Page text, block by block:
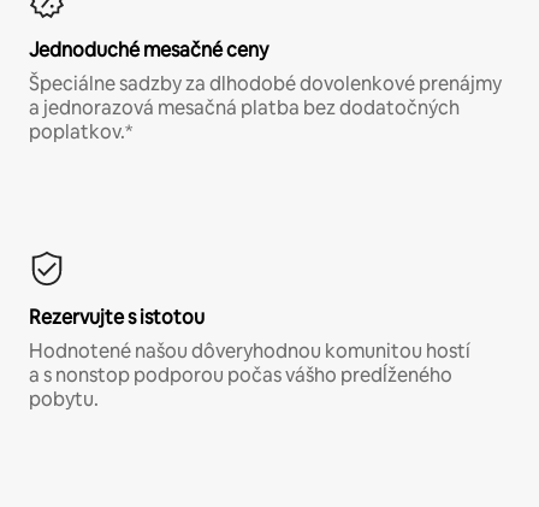
Jednoduché mesačné ceny
Špeciálne sadzby za dlhodobé dovolenkové prenájmy
a jednorazová mesačná platba bez dodatočných
poplatkov.*
Rezervujte s istotou
Hodnotené našou dôveryhodnou komunitou hostí
a s nonstop podporou počas vášho predĺženého
pobytu.